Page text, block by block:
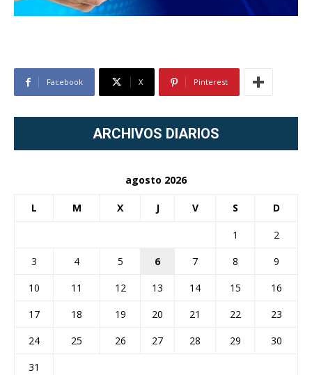
Facebook X Pinterest
ARCHIVOS DIARIOS
agosto 2026
L M X J V S D
1
2
3
4 5 6 7 8
9
10
11 12 13 14 15
16
17
18 19 20 21 22
23
24
25 26 27 28 29
30
31